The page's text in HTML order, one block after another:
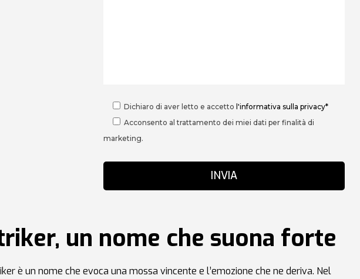
Dichiaro di aver letto e accetto l'informativa sulla privacy*
Acconsento al trattamento dei miei dati per finalità di
marketing.
un nome che suona forte
è un nome che evoca una mossa vincente e l’emozione che ne deriva. Nel